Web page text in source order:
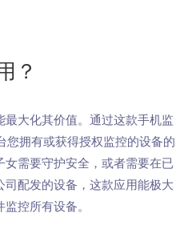
？
大化其价值。通过这款手机监
您拥有或获得授权监控的设备的
需要守护安全，或者需要在已
配发的设备，这款应用能极大
控所有设备。